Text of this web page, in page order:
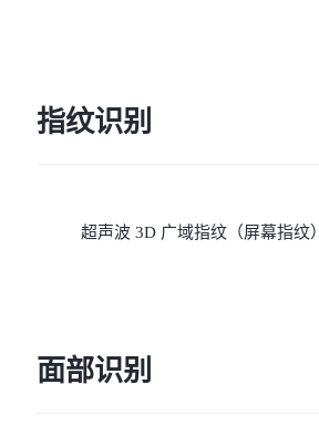
指纹识别
超声波 3D 广域指纹（屏幕指纹）
面部识别